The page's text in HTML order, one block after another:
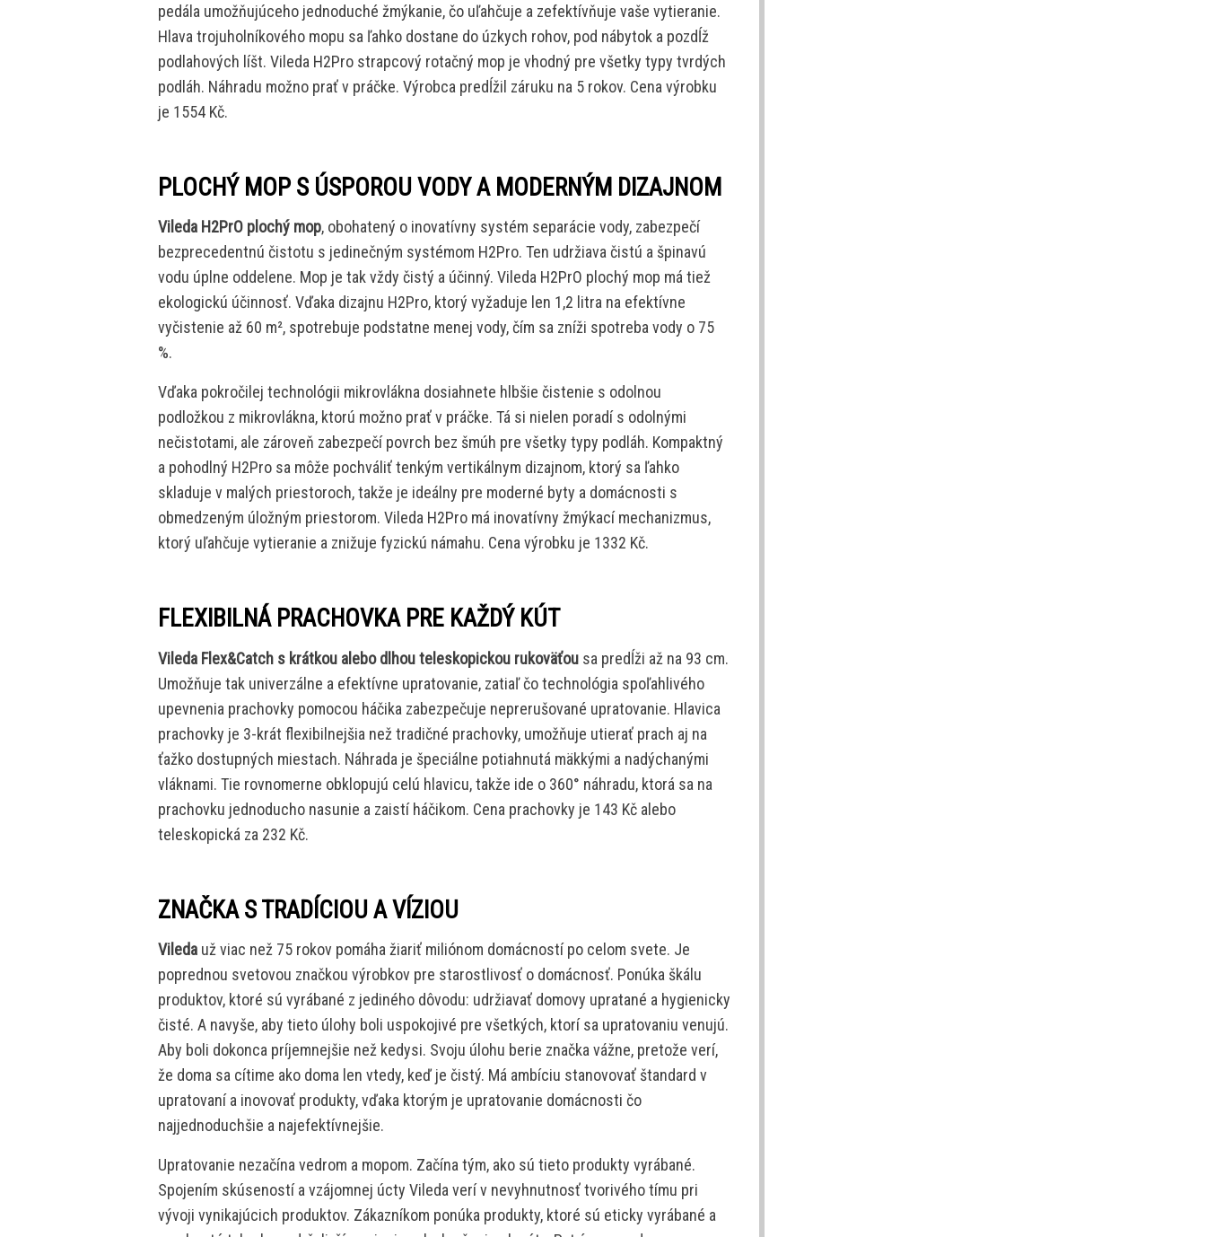
pedála umožňujúceho jednoduché žmýkanie, čo uľahčuje a zefektívňuje vaše vytieranie.
Hlava trojuholníkového mopu sa ľahko dostane do úzkych rohov, pod nábytok a pozdĺž
podlahových líšt. Vileda H2Pro strapcový rotačný mop je vhodný pre všetky typy tvrdých
podláh. Náhradu možno prať v práčke. Výrobca predĺžil záruku na 5 rokov. Cena výrobku
je 1554 Kč.
PLOCHÝ MOP S ÚSPOROU VODY A MODERNÝM DIZAJNOM
Vileda H2PrO plochý mop, obohatený o inovatívny systém separácie vody, zabezpečí
bezprecedentnú čistotu s jedinečným systémom H2Pro. Ten udržiava čistú a špinavú
vodu úplne oddelene. Mop je tak vždy čistý a účinný. Vileda H2PrO plochý mop má tiež
ekologickú účinnosť. Vďaka dizajnu H2Pro, ktorý vyžaduje len 1,2 litra na efektívne
vyčistenie až 60 m², spotrebuje podstatne menej vody, čím sa zníži spotreba vody o 75
%.
Vďaka pokročilej technológii mikrovlákna dosiahnete hlbšie čistenie s odolnou
podložkou z mikrovlákna, ktorú možno prať v práčke. Tá si nielen poradí s odolnými
nečistotami, ale zároveň zabezpečí povrch bez šmúh pre všetky typy podláh. Kompaktný
a pohodlný H2Pro sa môže pochváliť tenkým vertikálnym dizajnom, ktorý sa ľahko
skladuje v malých priestoroch, takže je ideálny pre moderné byty a domácnosti s
obmedzeným úložným priestorom. Vileda H2Pro má inovatívny žmýkací mechanizmus,
ktorý uľahčuje vytieranie a znižuje fyzickú námahu. Cena výrobku je 1332 Kč.
FLEXIBILNÁ PRACHOVKA PRE KAŽDÝ KÚT
Vileda Flex&Catch s krátkou alebo dlhou teleskopickou rukoväťou sa predĺži až na 93 cm.
Umožňuje tak univerzálne a efektívne upratovanie, zatiaľ čo technológia spoľahlivého
upevnenia prachovky pomocou háčika zabezpečuje neprerušované upratovanie. Hlavica
prachovky je 3-krát flexibilnejšia než tradičné prachovky, umožňuje utierať prach aj na
ťažko dostupných miestach. Náhrada je špeciálne potiahnutá mäkkými a nadýchanými
vláknami. Tie rovnomerne obklopujú celú hlavicu, takže ide o 360° náhradu, ktorá sa na
prachovku jednoducho nasunie a zaistí háčikom. Cena prachovky je 143 Kč alebo
teleskopická za 232 Kč.
ZNAČKA S TRADÍCIOU A VÍZIOU
Vileda už viac než 75 rokov pomáha žiariť miliónom domácností po celom svete. Je
poprednou svetovou značkou výrobkov pre starostlivosť o domácnosť. Ponúka škálu
produktov, ktoré sú vyrábané z jediného dôvodu: udržiavať domovy upratané a hygienicky
čisté. A navyše, aby tieto úlohy boli uspokojivé pre všetkých, ktorí sa upratovaniu venujú.
Aby boli dokonca príjemnejšie než kedysi. Svoju úlohu berie značka vážne, pretože verí,
že doma sa cítime ako doma len vtedy, keď je čistý. Má ambíciu stanovovať štandard v
upratovaní a inovovať produkty, vďaka ktorým je upratovanie domácnosti čo
najjednoduchšie a najefektívnejšie.
Upratovanie nezačína vedrom a mopom. Začína tým, ako sú tieto produkty vyrábané.
Spojením skúseností a vzájomnej úcty Vileda verí v nevyhnutnosť tvorivého tímu pri
vývoji vynikajúcich produktov. Zákazníkom ponúka produkty, ktoré sú eticky vyrábané a